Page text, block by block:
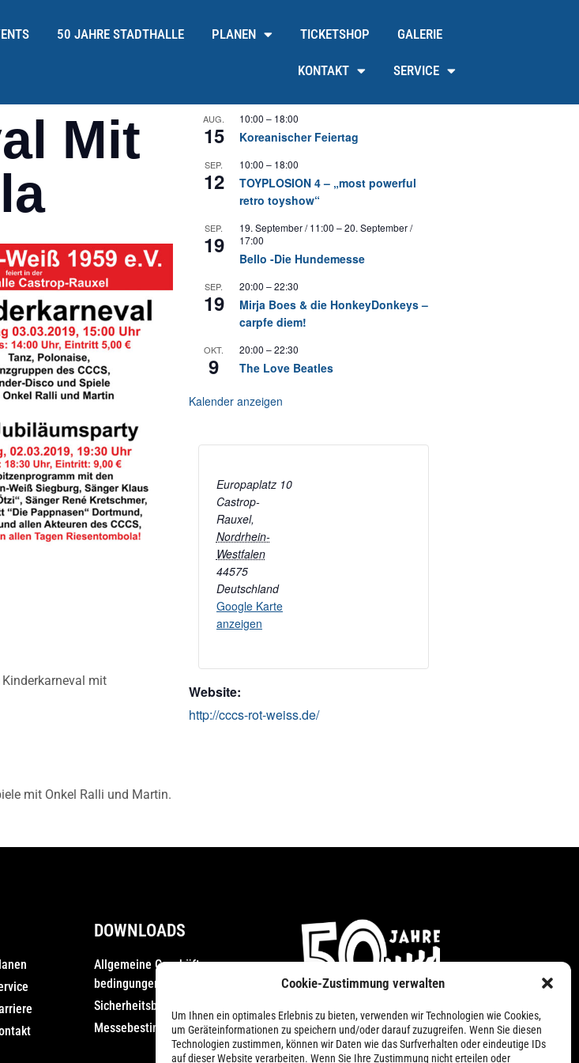
Cookie-Zustimmung verwalten
Um Ihnen ein optimales Erlebnis zu bieten, verwenden wir Technologien wie Cookies,
um Geräteinformationen zu speichern und/oder darauf zuzugreifen. Wenn Sie diesen
Technologien zustimmen, können wir Daten wie das Surfverhalten oder eindeutige IDs
auf dieser Website verarbeiten. Wenn Sie Ihre Zustimmung nicht erteilen oder
50 JAHRE STADTHALLE PLANEN TICKETSHOP GALERIE
KONTAKT SERVICE
Mit
Kinderkarneval mit
mit Onkel Ralli und Martin.
AUG.
15
10:00 – 18:00
Koreanischer Feiertag
SEP.
12
10:00 – 18:00
TOYPLOSION 4 – „most powerful
retro toyshow“
SEP.
19
19. September / 11:00 –20. September /
17:00
Bello -Die Hundemesse
SEP.
19
20:00 –22:30
Mirja Boes & die HonkeyDonkeys –
carpfe diem!
OKT.
9
20:00 –22:30
The Love Beatles
Kalender anzeigen
Europaplatz 10
Castrop-
Rauxel,
Nordrhein-
Westfalen
44575
Deutschland
Google Karte
anzeigen
Website:
http://cccs-rot-weiss.de/
DOWNLOADS
Allgemeine Geschäfts­
bedingungen (AGB)
Sicherheitsbestimmungen
Messebestimmungen